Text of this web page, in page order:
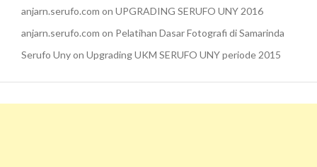
anjarn.serufo.com on UPGRADING SERUFO UNY 2016
anjarn.serufo.com on Pelatihan Dasar Fotografi di Samarinda
Serufo Unyon Upgrading UKM SERUFO UNY periode 2015